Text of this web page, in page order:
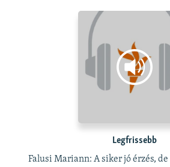
Legfrissebb
Falusi Mariann: A siker jó érzés, de